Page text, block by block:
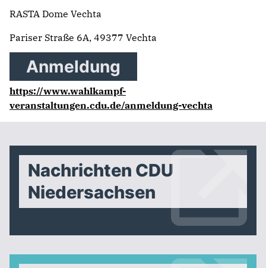
RASTA Dome Vechta
Pariser Straße 6A, 49377 Vechta
Anmeldung
https://www.wahlkampf-
veranstaltungen.cdu.de/anmeldung-vechta
Nachrichten CDU
Niedersachsen